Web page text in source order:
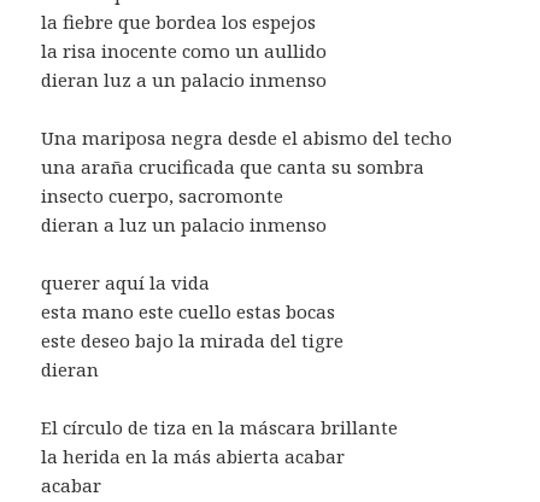
la fiebre que bordea los espejos
la risa inocente como un aullido
dieran luz a un palacio inmenso
Una mariposa negra desde el abismo del techo
una araña crucificada que canta su sombra
insecto cuerpo, sacromonte
dieran a luz un palacio inmenso
querer aquí la vida
esta mano este cuello estas bocas
este deseo bajo la mirada del tigre
dieran
El círculo de tiza en la máscara brillante
la herida en la más abierta acabar
acabar